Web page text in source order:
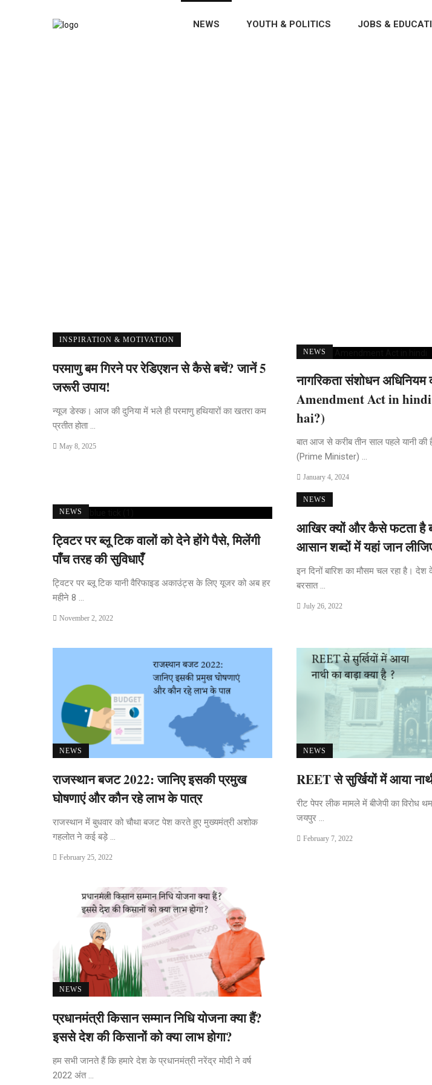
NEWS YOUTH & POLITICS JOBS &
INSPIRATION & MOTIVATION
परमाणु बम गिरने पर रेडिएशन से कैसे बचें? जानें 5
जरूरी उपाय!
न्यूज डेस्क। आज की दुनिया में भले ही परमाणु हथियारों का खतरा कम
प्रतीत होता ...
May 8, 2025
NEWS
नागरिकता संशोधन
Amendment Act in
hai?)
बात आज से करीब तीन साल पहले यानी की
(Prime Minister) ...
January 4, 2024
NEWS
ट्विटर पर ब्लू टिक वालों को देने होंगे पैसे, मिलेंगी
पाँच तरह की सुविधाएँ
ट्विटर पर ब्लू टिक यानी वैरिफाइड अकाउंट्स के लिए यूजर को अब हर
महीने 8 ...
November 2, 2022
NEWS
आखिर क्यों और कैसे फटता है
आसान शब्दों में यहां जान
इन दिनों बारिश का मौसम चल रहा है।
बरसात ...
July 26, 2022
NEWS
राजस्थान बजट 2022: जानिए इसकी प्रमुख
घोषणाएं और कौन रहे लाभ के पात्र
राजस्थान में बुधवार को चौथा बजट पेश करते हुए मुख्यमंत्री अशोक
गहलोत ने कई बड़े ...
February 25, 2022
NEWS
REET से सुर्खियों में आया
रीट पेपर लीक मामले में बीजेपी का विरोध
जयपुर ...
February 7, 2022
NEWS
प्रधानमंत्री किसान सम्मान निधि योजना क्या हैं?
इससे देश की किसानों को क्या लाभ होगा?
हम सभी जानते हैं कि हमारे देश के प्रधानमंत्री नरेंद्र मोदी ने वर्ष
2022 अंत ...